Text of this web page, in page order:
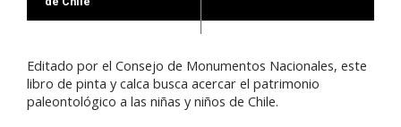
Editado por el Consejo de Monumentos Nacionales, este
libro de pinta y calca busca acercar el patrimonio
paleontológico a las niñas y niños de Chile.